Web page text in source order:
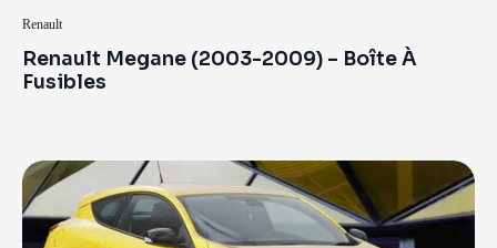
Renault Megane (2003-2009) – Boîte À
Fusibles
Renault